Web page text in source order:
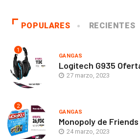
POPULARES RECIENTES
1
GANGAS
Logitech G935
27 marzo, 2023
2
GANGAS
Monopoly de Friends
24 marzo, 2023